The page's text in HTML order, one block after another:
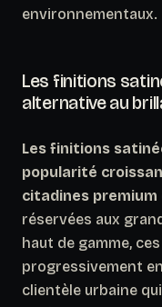
environnementaux.
Les finitions
alternative au
Les finitions
popularité
citadines
réservées aux
haut de gamme,
progressivement
clientèle urbaine